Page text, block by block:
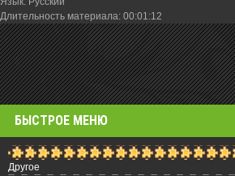
Длительность материала: 00:01:12
БЫСТРОЕ МЕНЮ
Другое